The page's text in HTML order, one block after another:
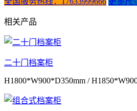
相关产品
二十门档案柜
H1800*W900*D350mm /